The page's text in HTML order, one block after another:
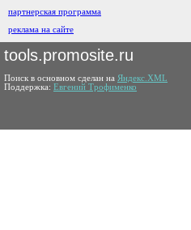
партнерская программа
реклама на сайте
tools.promosite.ru
Поиск в основном сделан на Яндекс.XML
Поддержка: Евгений Трофименко